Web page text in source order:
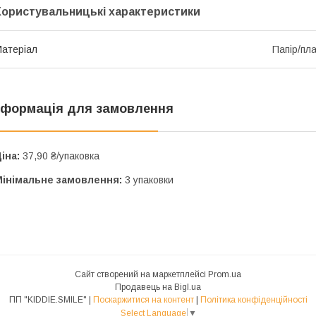
характеристики
Папір/
для замовлення
37,90 ₴/упаковка
замовлення: 3 упаковки
Сайт створений на маркетплейсі Prom.ua
Продавець на Bigl.ua
Поскаржитися на контент
Політика конфіденційності
Select Language ▼